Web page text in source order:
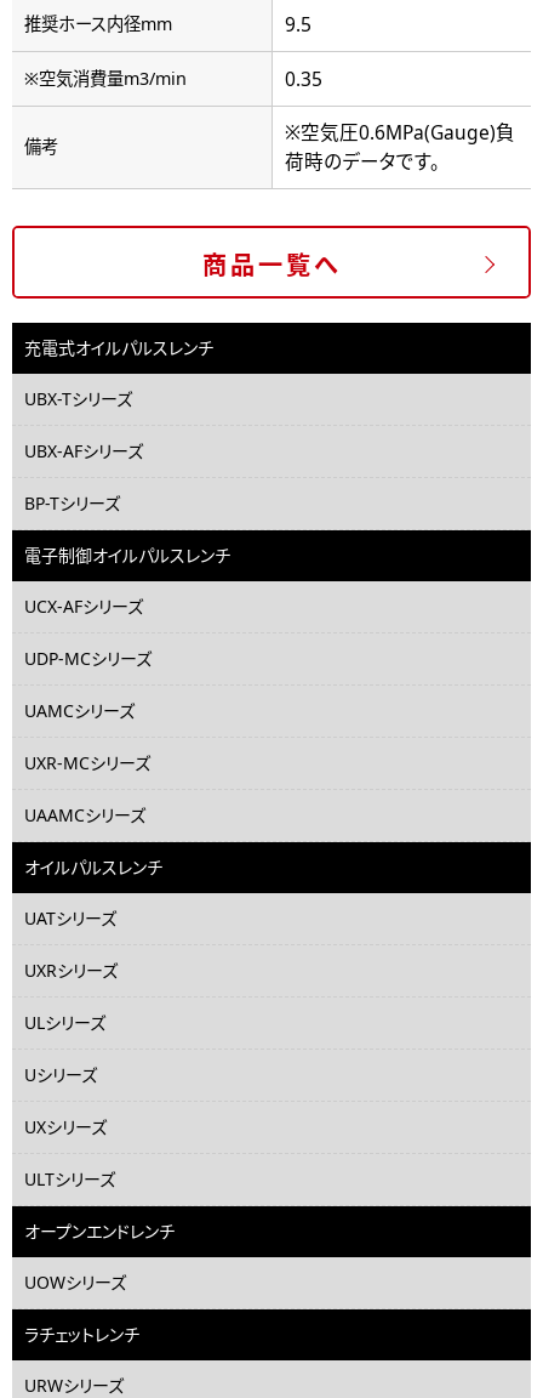
推奨ホース内径mm 9.5
※空気消費量m3/min 0.35
備考
※空気圧0.6MPa(Gauge)負
荷時のデータです。
商品一覧へ
充電式オイルパルスレンチ
UBX-Tシリーズ
UBX-AFシリーズ
BP-Tシリーズ
電子制御オイルパルスレンチ
UCX-AFシリーズ
UDP-MCシリーズ
UAMCシリーズ
UXR-MCシリーズ
UAAMCシリーズ
オイルパルスレンチ
UATシリーズ
UXRシリーズ
ULシリーズ
Uシリーズ
UXシリーズ
ULTシリーズ
オープンエンドレンチ
UOWシリーズ
ラチェットレンチ
URWシリーズ